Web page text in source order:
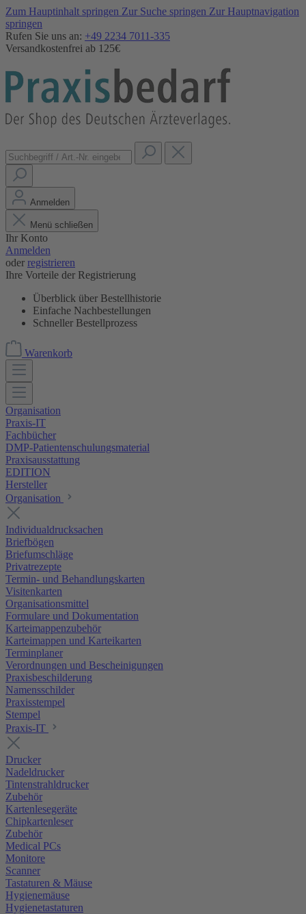
Zum Hauptinhalt springen Zur Suche springen Zur Hauptnavigation
springen
Rufen Sie uns an: +49 2234 7011-335
Versandkostenfrei ab 125€
Anmelden
Menü schließen
Ihr Konto
Anmelden
oder registrieren
Ihre Vorteile der Registrierung
Überblick über Bestellhistorie
Einfache Nachbestellungen
Schneller Bestellprozess
Warenkorb
Organisation
Praxis-IT
Fachbücher
DMP-Patientenschulungsmaterial
Praxisausstattung
EDITION
Hersteller
Organisation
Individualdrucksachen
Briefbögen
Briefumschläge
Privatrezepte
Termin- und Behandlungskarten
Visitenkarten
Organisationsmittel
Formulare und Dokumentation
Karteimappenzubehör
Karteimappen und Karteikarten
Terminplaner
Verordnungen und Bescheinigungen
Praxisbeschilderung
Namensschilder
Praxisstempel
Stempel
Praxis-IT
Drucker
Nadeldrucker
Tintenstrahldrucker
Zubehör
Kartenlesegeräte
Chipkartenleser
Zubehör
Medical PCs
Monitore
Scanner
Tastaturen & Mäuse
Hygienemäuse
Hygienetastaturen